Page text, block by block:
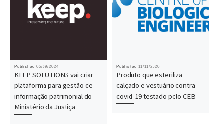
Published 05/09/2024
KEEP SOLUTIONS vai criar
plataforma para gestão de
informação patrimonial do
Ministério da Justiça
Published 11/11/2020
Produto que esteriliza
calçado e vestuário contra
covid-19 testado pelo CEB